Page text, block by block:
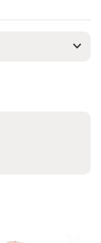
expand_more